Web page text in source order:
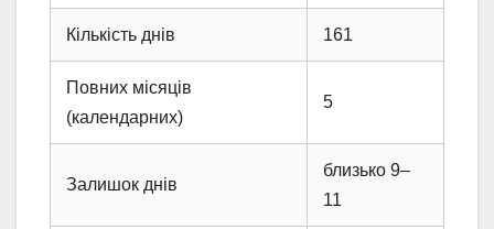
Кількість днів 161
Повних місяців
(календарних)
5
Залишок днів
близько 9–
11